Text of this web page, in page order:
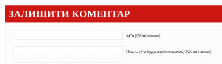
ЗАЛИШИТИ КОМЕНТАР
Ім"я (Обов"язково)
Пошта (Не буде опублікованою) (Обов"язково)